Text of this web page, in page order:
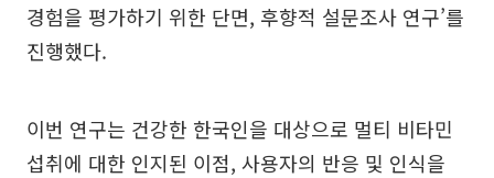
경험을 평가하기 위한 단면, 후향적 설문조사 연구’를
진행했다.
이번 연구는 건강한 한국인을 대상으로 멀티 비타민
섭취에 대한 인지된 이점, 사용자의 반응 및 인식을